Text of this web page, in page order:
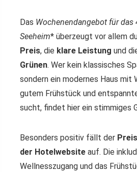
Das Wochenendangebot für das
Seeheim* überzeugt vor allem
Preis, die klare Leistung und
Grünen. Wer kein klassisches
sondern ein modernes Haus mit
gutem Frühstück und
sucht, findet hier ein stimmiges
Besonders positiv fällt der
der Hotelwebsite auf. Die
Wellnesszugang und das